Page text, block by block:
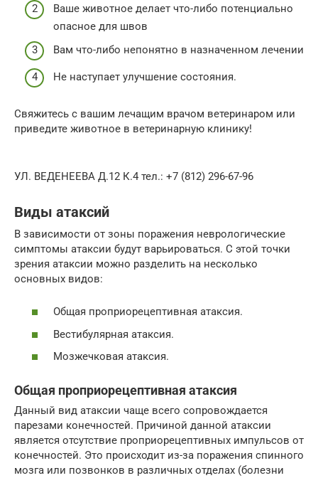
Ваше животное делает что-либо потенциально
опасное для швов
Вам что-либо непонятно в назначенном лечении
Не наступает улучшение состояния.
Свяжитесь с вашим лечащим врачом ветеринаром или
приведите животное в ветеринарную клинику!
УЛ. ВЕДЕНЕЕВА Д.12 К.4 тел.: +7 (812) 296-67-96
Виды атаксий
В зависимости от зоны поражения неврологические
симптомы атаксии будут варьироваться. С этой точки
зрения атаксии можно разделить на несколько
основных видов:
Общая проприорецептивная атаксия.
Вестибулярная атаксия.
Мозжечковая атаксия.
Общая проприорецептивная атаксия
Данный вид атаксии чаще всего сопровождается
парезами конечностей. Причиной данной атаксии
является отсутствие проприорецептивных импульсов от
конечностей. Это происходит из-за поражения спинного
мозга или позвонков в различных отделах (болезни